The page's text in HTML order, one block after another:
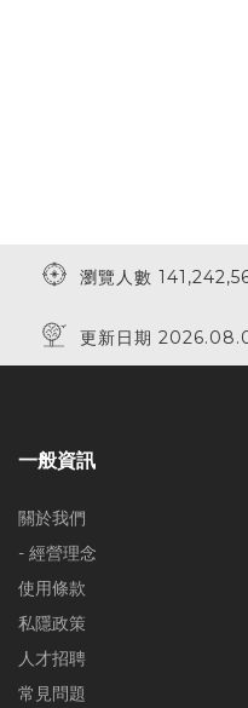
瀏覽人數
更新日期
一般資訊
關於我們
- 經營理念
使用條款
私隱政策
人才招聘
常見問題